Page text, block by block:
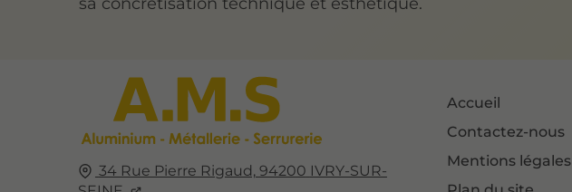
34 Rue Pierre Rigaud, 94200 IVRY-SUR-
Accueil
Contactez-nous
Mentions légales